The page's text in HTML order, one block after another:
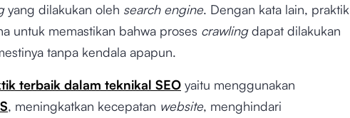
yang dilakukan oleh search engine. Dengan kata lain, praktik
untuk memastikan bahwa proses crawlingdapat dilakukan
tanpa kendala apapun.
terbaik dalam teknikal SEOyaitu menggunakan
, meningkatkan kecepatan website, menghindari